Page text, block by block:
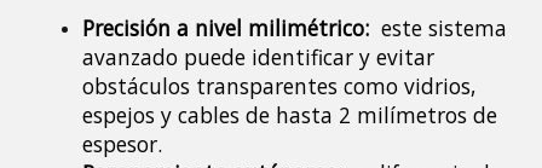
Precisión a nivel milimétrico: este sistema
avanzado puede identificar y evitar
obstáculos transparentes como vidrios,
espejos y cables de hasta 2 milímetros de
espesor.